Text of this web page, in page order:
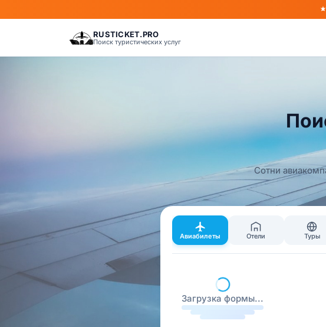
RUSTICKET.PRO
Поиск туристических услуг
Сотни
Авиабилеты Отели Туры
Загрузка формы...